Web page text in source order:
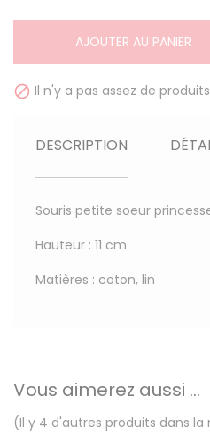
AJOUTER AU PANIER
 Il n'y a pas assez de
DESCRIPTION
Souris petite soeur
Hauteur : 11 cm
Matières : coton, lin
Vous aimerez aussi ...
(Il y 4 d'autres produits dans